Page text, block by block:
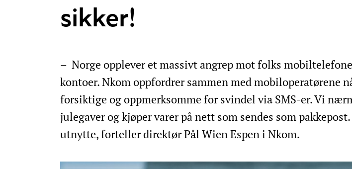
sikker!
– Norge opplever et massivt angrep mot folks
kontoer. Nkom oppfordrer sammen med mobiloperatørene
forsiktige og oppmerksomme for svindel via SMS-er. Vi
julegaver og kjøper varer på nett som sendes som
utnytte, forteller direktør Pål Wien Espen i Nkom.